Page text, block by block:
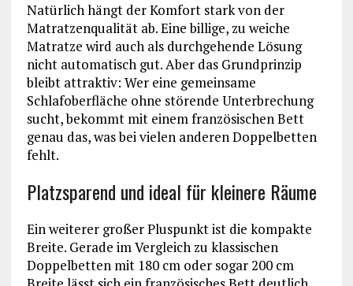
Natürlich hängt der Komfort stark von der
Matratzenqualität ab. Eine billige, zu weiche
Matratze wird auch als durchgehende Lösung
nicht automatisch gut. Aber das Grundprinzip
bleibt attraktiv: Wer eine gemeinsame
Schlafoberfläche ohne störende Unterbrechung
sucht, bekommt mit einem französischen Bett
genau das, was bei vielen anderen Doppelbetten
fehlt.
Platzsparend und ideal für kleinere Räume
Ein weiterer großer Pluspunkt ist die kompakte
Breite. Gerade im Vergleich zu klassischen
Doppelbetten mit 180 cm oder sogar 200 cm